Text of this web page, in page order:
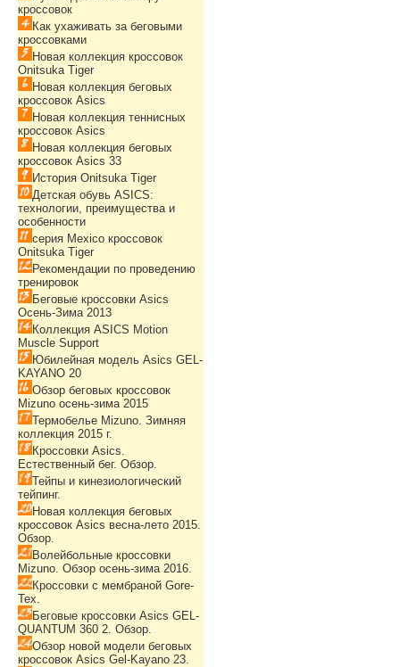
кроссовок
Как ухаживать за беговыми
кроссовками
Новая коллекция кроссовок
Onitsuka Tiger
Новая коллекция беговых
кроссовок Asics
Новая коллекция теннисных
кроссовок Asics
Новая коллекция беговых
кроссовок Asics 33
История Onitsuka Tiger
Детская обувь ASICS:
технологии, преимущества и
особенности
серия Mexico кроссовок
Onitsuka Tiger
Рекомендации по проведению
тренировок
Беговые кроссовки Asics
Осень-Зима 2013
Коллекция ASICS Motion
Muscle Support
Юбилейная модель Asics GEL-
KAYANO 20
Обзор беговых кроссовок
Mizuno осень-зима 2015
Термобелье Mizuno. Зимняя
коллекция 2015 г.
Кроссовки Asics.
Естественный бег. Обзор.
Тейпы и кинезиологический
тейпинг.
Новая коллекция беговых
кроссовок Asics весна-лето 2015.
Обзор.
Волейбольные кроссовки
Mizuno. Обзор осень-зима 2016.
Кроссовки с мембраной Gore-
Tex.
Беговые кроссовки Asics GEL-
QUANTUM 360 2. Обзор.
Обзор новой модели беговых
кроссовок Asics Gel-Kayano 23.